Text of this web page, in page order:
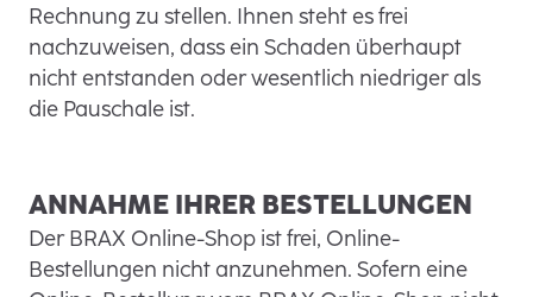
Rechnung zu stellen. Ihnen steht es frei
nachzuweisen, dass ein Schaden überhaupt
nicht entstanden oder wesentlich niedriger als
die Pauschale ist.
ANNAHME IHRER BESTELLUNGEN
Der BRAX Online-Shop ist frei, Online-
Bestellungen nicht anzunehmen. Sofern eine